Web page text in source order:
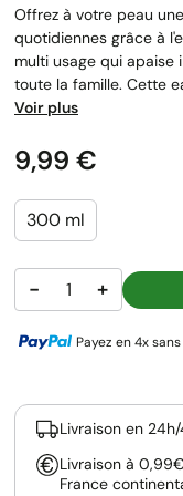
Offrez à votre peau
quotidiennes grâce à
multi usage qui apaise
toute la famille. Cette
Voir plus
Prix
9,99 €
300 ml
− +
Payez en 4x
Livraison en
Livraison à
France